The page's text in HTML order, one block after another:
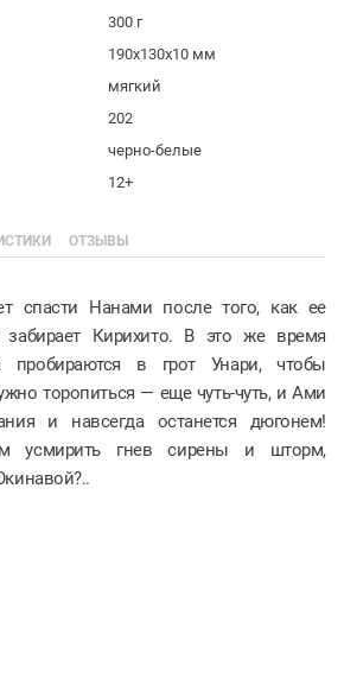
300 г
190x130x10 мм
мягкий
202
черно-белые
12+
ОТЗЫВЫ
спасти Нанами после того, как ее
забирает Кирихито. В это же время
в грот Унари, чтобы
торопиться — еще чуть-чуть, и Ами
и навсегда останется дюгонем!
усмирить гнев сирены и шторм,